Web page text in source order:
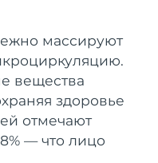
массируют
вещества
здоровье
отмечают
— что лицо
дата доставки
11/08/2026
дата доставки
11/08/2026
дата доставки
11/08/2026